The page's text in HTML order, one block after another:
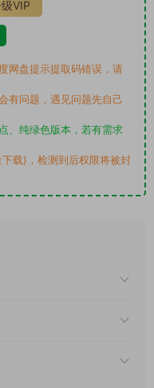
VIP
网盘提示提取码错误，请
有问题，遇见问题先自己
、纯绿色版本，若有需求
载)，检测到后权限将被封